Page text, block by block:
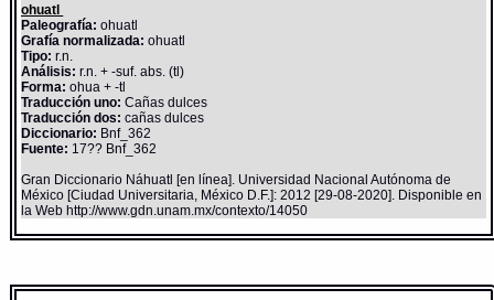
ohuatl
Paleografía: ohuatl
Grafía normalizada: ohuatl
Tipo: r.n.
Análisis: r.n. + -suf. abs. (tl)
Forma: ohua + -tl
Traducción uno: Cañas dulces
Traducción dos: cañas dulces
Diccionario: Bnf_362
Fuente: 17?? Bnf_362
Gran Diccionario Náhuatl [en línea]. Universidad Nacional Autónoma de
México [Ciudad Universitaria, México D.F.]: 2012 [29-08-2020]. Disponible en
la Web http://www.gdn.unam.mx/contexto/14050